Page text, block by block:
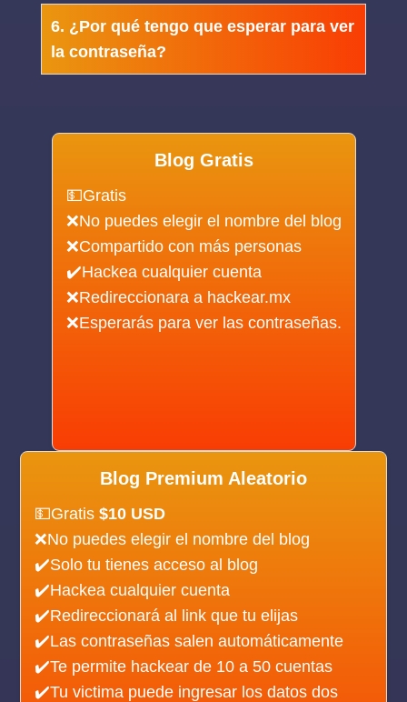
6. ¿Por qué tengo que esperar para ver
la contraseña?
Blog Gratis
💵Gratis
❌No puedes elegir el nombre del blog
❌Compartido con más personas
✔️Hackea cualquier cuenta
❌Redireccionara a hackear.mx
❌Esperarás para ver las contraseñas.
Blog Premium Aleatorio
💵Gratis$10 USD
❌No puedes elegir el nombre del blog
✔️Solo tu tienes acceso al blog
✔️Hackea cualquier cuenta
✔️Redireccionará al link que tu elijas
✔️Las contraseñas salen automáticamente
✔️Te permite hackear de 10 a 50 cuentas
✔️Tu victima puede ingresar los datos dos